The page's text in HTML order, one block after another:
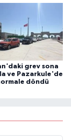
grev sona
ve Pazarkule'de
döndü